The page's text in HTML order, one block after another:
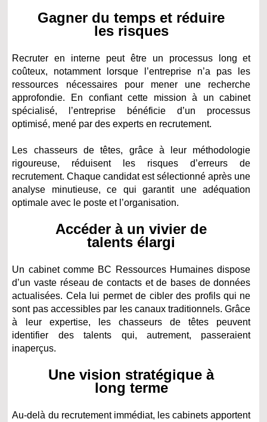
Gagner du temps et réduire
les risques
Recruter en interne peut être un processus long et
coûteux, notamment lorsque l’entreprise n’a pas les
ressources nécessaires pour mener une recherche
approfondie. En confiant cette mission à un cabinet
spécialisé, l’entreprise bénéficie d’un processus
optimisé, mené par des experts en recrutement.
Les chasseurs de têtes, grâce à leur méthodologie
rigoureuse, réduisent les risques d’erreurs de
recrutement. Chaque candidat est sélectionné après une
analyse minutieuse, ce qui garantit une adéquation
optimale avec le poste et l’organisation.
Accéder à un vivier de
talents élargi
Un cabinet comme BC Ressources Humaines dispose
d’un vaste réseau de contacts et de bases de données
actualisées. Cela lui permet de cibler des profils qui ne
sont pas accessibles par les canaux traditionnels. Grâce
à leur expertise, les chasseurs de têtes peuvent
identifier des talents qui, autrement, passeraient
inaperçus.
Une vision stratégique à
long terme
Au-delà du recrutement immédiat, les cabinets apportent